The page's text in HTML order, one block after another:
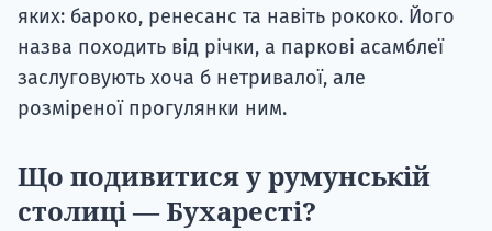
яких: бароко, ренесанс та навіть рококо. Його
назва походить від річки, а паркові асамблеї
заслуговують хоча б нетривалої, але
розміреної прогулянки ним.
Що подивитися у румунській
столиці — Бухаресті?